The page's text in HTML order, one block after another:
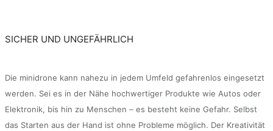
SICHER UND UNGEFÄHRLICH
Die minidrone kann nahezu in jedem Umfeld gefahrenlos eingesetzt
werden. Sei es in der Nähe hochwertiger Produkte wie Autos oder
Elektronik, bis hin zu Menschen – es besteht keine Gefahr. Selbst
das Starten aus der Hand ist ohne Probleme möglich. Der Kreativität